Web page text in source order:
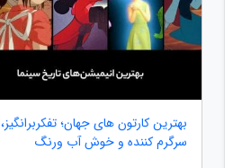
بهترین کارتون های جهان؛ تفکربرانگیز،
سرگرم کننده و خوش آب ورنگ